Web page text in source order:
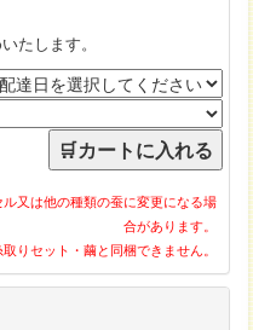
たします。
又は他の種類の蚕に変更になる場
合があります。
りセット・繭と同梱できません。